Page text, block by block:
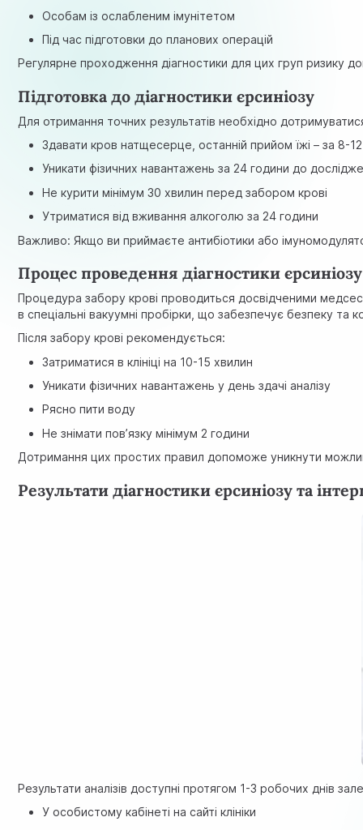
Особам із ослабленим імунітетом
Під час підготовки до планових операцій
Регулярне проходження діагностики для цих груп ризику
Підготовка до діагностики єрсиніозу
Для отримання точних результатів необхідно
Здавати кров натщесерце, останній прийом їжі – за 8-
Уникати фізичних навантажень за 24 години до
Не курити мінімум 30 хвилин перед забором крові
Утриматися від вживання алкоголю за 24 години
Важливо: Якщо ви приймаєте антибіотики або
Процес проведення діагностики єрсиніозу
Процедура забору крові проводиться досвідченими
в спеціальні вакуумні пробірки, що забезпечує безпеку та
Після забору крові рекомендується:
Затриматися в клініці на 10-15 хвилин
Уникати фізичних навантажень у день здачі аналізу
Рясно пити воду
Не знімати пов’язку мінімум 2 години
Дотримання цих простих правил допоможе уникнути
Результати діагностики єрсиніозу та
Результати аналізів доступні протягом 1-3 робочих днів
У особистому кабінеті на сайті клініки